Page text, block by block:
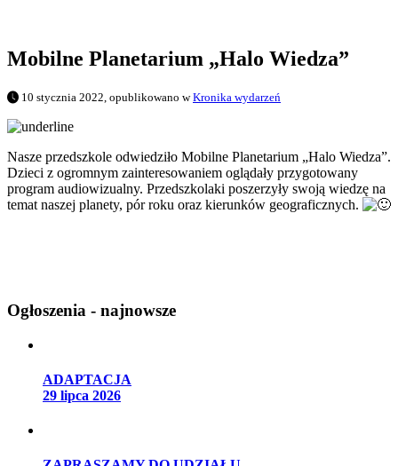
Mobilne Planetarium „Halo Wiedza”
10 stycznia 2022, opublikowano wKronika wydarzeń
Nasze przedszkole odwiedziło Mobilne Planetarium „Halo Wiedza”.
Dzieci z ogromnym zainteresowaniem oglądały przygotowany
program audiowizualny. Przedszkolaki poszerzyły swoją wiedzę na
temat naszej planety, pór roku oraz kierunków geograficznych.
Ogłoszenia - najnowsze
ADAPTACJA
29 lipca 2026